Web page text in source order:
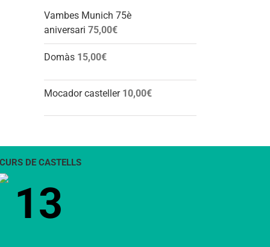
Vambes Munich 75è
aniversari 75,00€
Domàs 15,00€
Mocador casteller 10,00€
DE CASTELLS
13